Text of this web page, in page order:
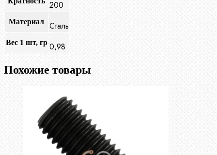
200
Материал Сталь
Вес 1 шт, гр 0,98
Похожие товары